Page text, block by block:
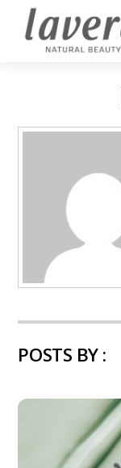
POSTS BY :